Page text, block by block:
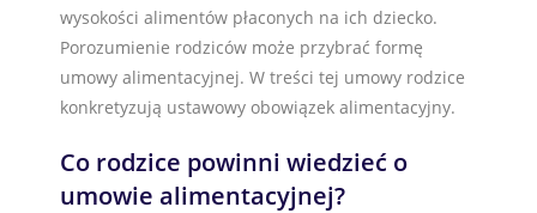
wysokości alimentów płaconych na ich dziecko.
Porozumienie rodziców może przybrać formę
umowy alimentacyjnej. W treści tej umowy rodzice
konkretyzują ustawowy obowiązek alimentacyjny.
Co rodzice powinni wiedzieć o
umowie alimentacyjnej?